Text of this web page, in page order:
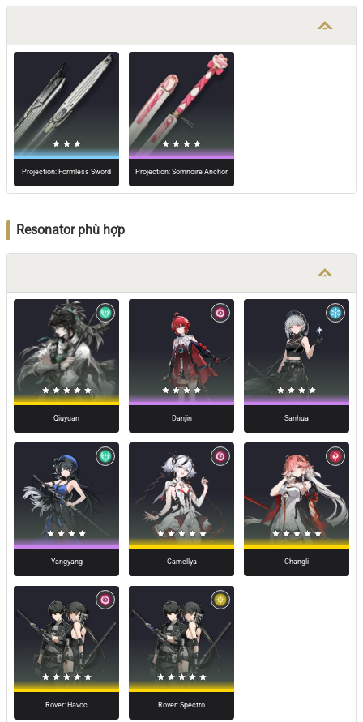
Projection: Formless Sword Projection: Somnoire Anchor
Resonator phù hợp
Qiuyuan Danjin Sanhua
Yangyang Camellya Changli
Rover: Havoc Rover: Spectro